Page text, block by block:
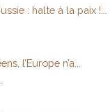
: halte à la paix !...
l’Europe n’a...